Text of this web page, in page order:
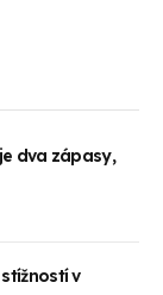
dva zápasy,
v